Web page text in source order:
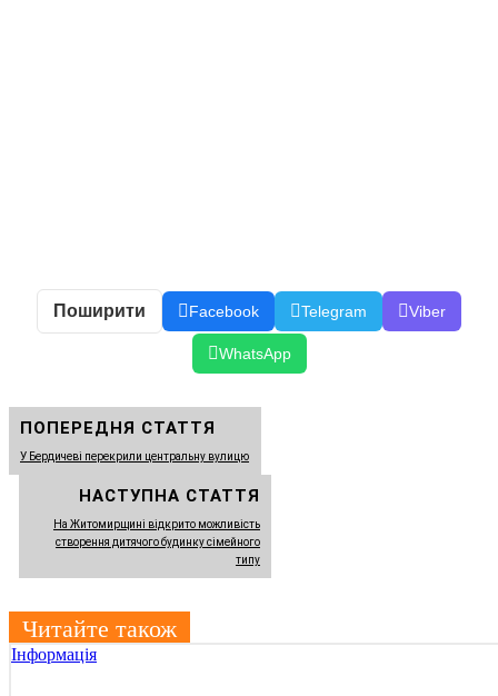
Поширити Facebook Telegram Viber
WhatsApp
ПОПЕРЕДНЯ СТАТТЯ
У Бердичеві перекрили центральну вулицю
НАСТУПНА СТАТТЯ
На Житомирщині відкрито можливість
створення дитячого будинку сімейного
типу
Читайте також
Інформація